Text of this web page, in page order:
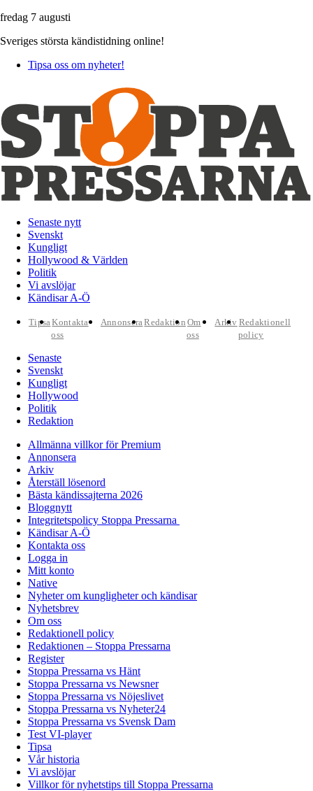
fredag 7 augusti
Sveriges största kändistidning online!
Tipsa oss om nyheter!
Senaste nytt
Svenskt
Kungligt
Hollywood & Världen
Politik
Vi avslöjar
Kändisar A-Ö
TipsaKontakta
oss
AnnonseraRedaktion Om
oss
Arkiv Redaktionell
policy
Senaste
Svenskt
Kungligt
Hollywood
Politik
Redaktion
Allmänna villkor för Premium
Annonsera
Arkiv
Återställ lösenord
Bästa kändissajterna 2026
Bloggnytt
Integritetspolicy Stoppa Pressarna
Kändisar A-Ö
Kontakta oss
Logga in
Mitt konto
Native
Nyheter om kungligheter och kändisar
Nyhetsbrev
Om oss
Redaktionell policy
Redaktionen – Stoppa Pressarna
Register
Stoppa Pressarna vs Hänt
Stoppa Pressarna vs Newsner
Stoppa Pressarna vs Nöjeslivet
Stoppa Pressarna vs Nyheter24
Stoppa Pressarna vs Svensk Dam
Test VI-player
Tipsa
Vår historia
Vi avslöjar
Villkor för nyhetstips till Stoppa Pressarna